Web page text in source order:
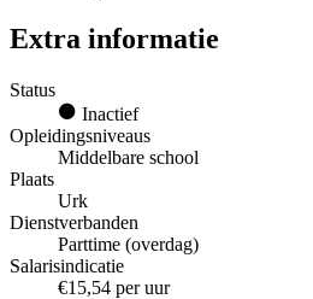
Extra informatie
Status
Inactief
Opleidingsniveaus
Middelbare school
Plaats
Urk
Dienstverbanden
Parttime (overdag)
Salarisindicatie
€15,54 per uur